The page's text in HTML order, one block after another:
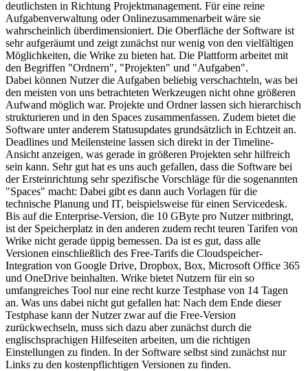
deutlichsten in Richtung Projektmanagement. Für eine reine
Aufgabenverwaltung oder Onlinezusammenarbeit wäre sie
wahrscheinlich überdimensioniert. Die Oberfläche der Software ist
sehr aufgeräumt und zeigt zunächst nur wenig von den vielfältigen
Möglichkeiten, die Wrike zu bieten hat. Die Plattform arbeitet mit
den Begriffen "Ordnern", "Projekten" und "Aufgaben".
Dabei können Nutzer die Aufgaben beliebig verschachteln, was bei
den meisten von uns betrachteten Werkzeugen nicht ohne größeren
Aufwand möglich war. Projekte und Ordner lassen sich hierarchisch
strukturieren und in den Spaces zusammenfassen. Zudem bietet die
Software unter anderem Statusupdates grundsätzlich in Echtzeit an.
Deadlines und Meilensteine lassen sich direkt in der Timeline-
Ansicht anzeigen, was gerade in größeren Projekten sehr hilfreich
sein kann. Sehr gut hat es uns auch gefallen, dass die Software bei
der Ersteinrichtung sehr spezifische Vorschläge für die sogenannten
"Spaces" macht: Dabei gibt es dann auch Vorlagen für die
technische Planung und IT, beispielsweise für einen Servicedesk.
Bis auf die Enterprise-Version, die 10 GByte pro Nutzer mitbringt,
ist der Speicherplatz in den anderen zudem recht teuren Tarifen von
Wrike nicht gerade üppig bemessen. Da ist es gut, dass alle
Versionen einschließlich des Free-Tarifs die Cloudspeicher-
Integration von Google Drive, Dropbox, Box, Microsoft Office 365
und OneDrive beinhalten. Wrike bietet Nutzern für ein so
umfangreiches Tool nur eine recht kurze Testphase von 14 Tagen
an. Was uns dabei nicht gut gefallen hat: Nach dem Ende dieser
Testphase kann der Nutzer zwar auf die Free-Version
zurückwechseln, muss sich dazu aber zunächst durch die
englischsprachigen Hilfeseiten arbeiten, um die richtigen
Einstellungen zu finden. In der Software selbst sind zunächst nur
Links zu den kostenpflichtigen Versionen zu finden.